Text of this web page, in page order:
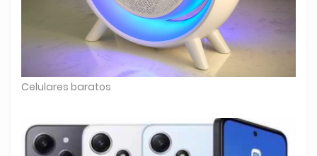
Celulares baratos